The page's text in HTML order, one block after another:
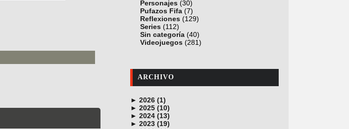
Personajes (30)
Pufazos Fifa (7)
Reflexiones (129)
Series (112)
Sin categoría (40)
Videojuegos (281)
ARCHIVO
► 2026 (1)
junio (1)
► 2025 (10)
noviembre (1)
octubre (1)
► 2024 (13)
diciembre (4)
► 2023 (19)